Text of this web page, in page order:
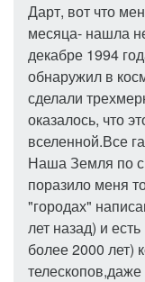
Дарт, вот что
месяца- нашла
декабре 1994
обнаружил в
сделали
оказалось, что
вселенной.Все
Наша Земля по
поразило меня
"городах"
лет назад) и
более 2000 лет)